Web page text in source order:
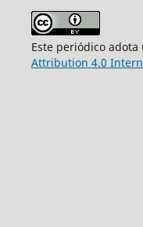
Este periódico adota
Attribution 4.0